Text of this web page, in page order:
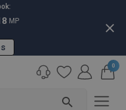
MP close
search
0